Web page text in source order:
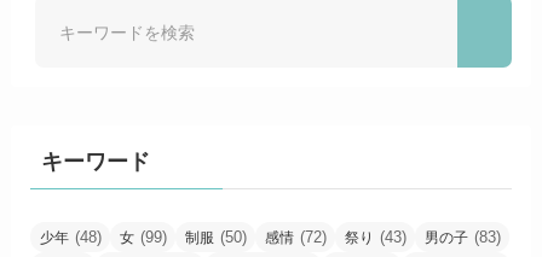
キーワード
少年 (48) 女 (99) 制服 (50) 感情 (72) 祭り (43) 男の子 (83)